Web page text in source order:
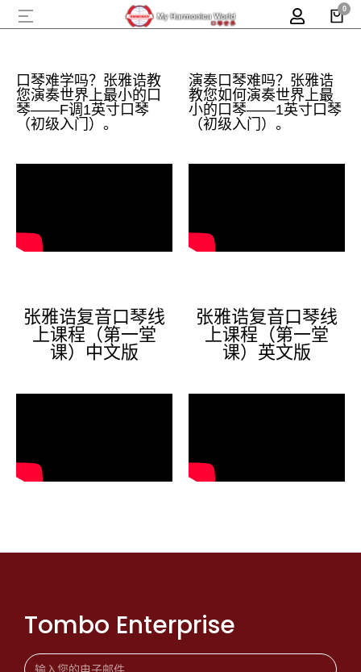
口琴难学吗？张雅诰教
您演奏世界上最小的口
琴——F调1英寸口琴
（初级入门）。
演奏口琴难吗？张雅诰
教您如何演奏世界上最
小的口琴——1英寸口琴
（初级入门）。
张雅诰复音口琴线
上课程（第一堂
课）中文版
张雅诰复音口琴线
上课程（第一堂
课）英文版
Tombo Enterprise